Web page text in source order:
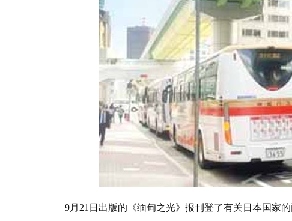
9月21日出版的《缅甸之光》报刊登了有关日本国家的